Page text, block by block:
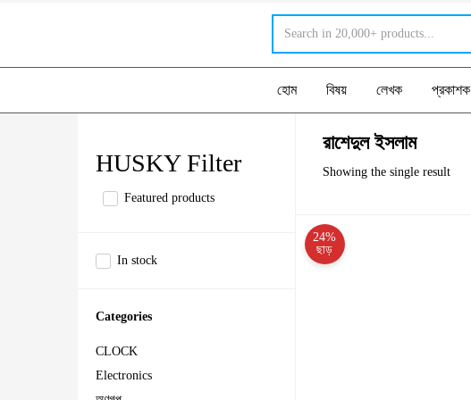
হোম বিষয় লেখক প্রকাশক
HUSKY Filter
Featured products
In stock
Categories
CLOCK
Electronics
রাশেদুল ইসলাম
Showing the single result
24%
ছাড়